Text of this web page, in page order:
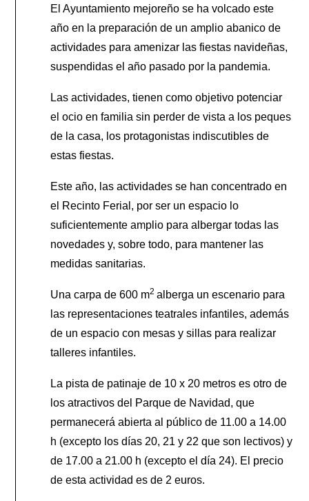
El Ayuntamiento mejoreño se ha volcado este
año en la preparación de un amplio abanico de
actividades para amenizar las fiestas navideñas,
suspendidas el año pasado por la pandemia.
Las actividades, tienen como objetivo potenciar
el ocio en familia sin perder de vista a los peques
de la casa, los protagonistas indiscutibles de
estas fiestas.
Este año, las actividades se han concentrado en
el Recinto Ferial, por ser un espacio lo
suficientemente amplio para albergar todas las
novedades y, sobre todo, para mantener las
medidas sanitarias.
Una carpa de 600 m2 alberga un escenario para
las representaciones teatrales infantiles, además
de un espacio con mesas y sillas para realizar
talleres infantiles.
La pista de patinaje de 10 x 20 metros es otro de
los atractivos del Parque de Navidad, que
permanecerá abierta al público de 11.00 a 14.00
h (excepto los días 20, 21 y 22 que son lectivos) y
de 17.00 a 21.00 h (excepto el día 24). El precio
de esta actividad es de 2 euros.